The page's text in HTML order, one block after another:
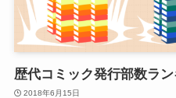
歴代コミック発行部数ラ
2018年6月15日